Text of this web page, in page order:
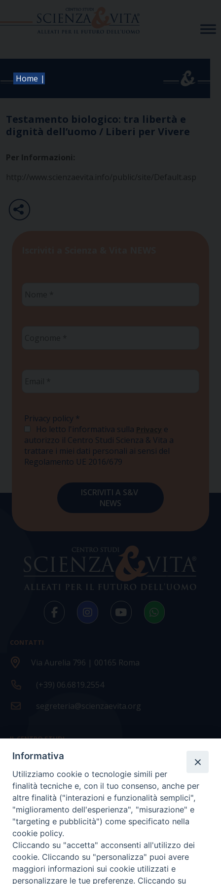
Home |
Testamento biologico: tra libertà e
dignità dell’uomo / Liberi per Vivere
Per Informazioni:
http://www.scienzaevita.info/public/site/Default.asp
Privacy policy *
Ho letto l'informativa sulla Privacy e
autorizzo il Centro Studi Scienza & Vita a
trattare i miei dati personali ai sensi del
Regolamento UE 2016/679
CONTATTI
Via Aurelia 796 | 00165 Roma
(+39) 06.6819.2554
segreteria@scienzaevita.org
IL CENTRO STUDI
La nostra storia
Statuto
Presidenza e ufficio presidenza
Consiglio scientifico
Coordinamento nazionale
Informativa
Utilizziamo cookie o tecnologie simili per
finalità tecniche e, con il tuo consenso, anche per
altre finalità ("interazioni e funzionalità semplici",
"miglioramento dell'esperienza", "misurazione" e
"targeting e pubblicità") come specificato nella
cookie policy.
Cliccando su "accetta" acconsenti all'utilizzo dei
cookie. Cliccando su "personalizza" puoi avere
maggiori informazioni sui cookie utilizzati e
personalizzare le tue preferenze. Cliccando su